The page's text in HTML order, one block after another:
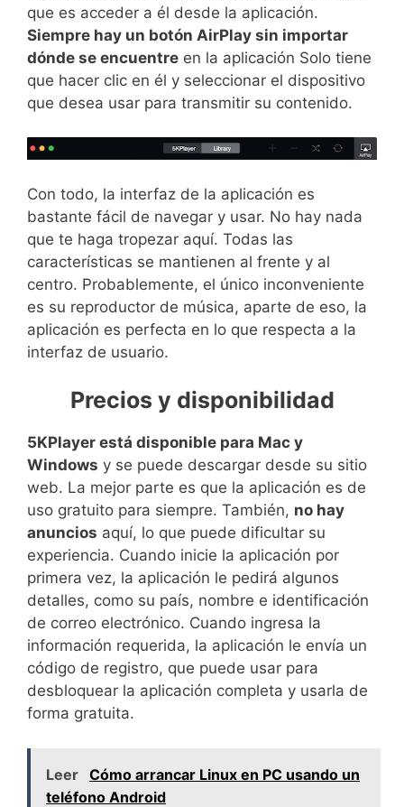
que es acceder a él desde la aplicación.
Siempre hay un botón AirPlay sin importar
dónde se encuentre en la aplicación Solo tiene
que hacer clic en él y seleccionar el dispositivo
que desea usar para transmitir su contenido.
Con todo, la interfaz de la aplicación es
bastante fácil de navegar y usar. No hay nada
que te haga tropezar aquí. Todas las
características se mantienen al frente y al
centro. Probablemente, el único inconveniente
es su reproductor de música, aparte de eso, la
aplicación es perfecta en lo que respecta a la
interfaz de usuario.
Precios y disponibilidad
5KPlayer está disponible para Mac y
Windows y se puede descargar desde su sitio
web. La mejor parte es que la aplicación es de
uso gratuito para siempre. También, no hay
anuncios aquí, lo que puede dificultar su
experiencia. Cuando inicie la aplicación por
primera vez, la aplicación le pedirá algunos
detalles, como su país, nombre e identificación
de correo electrónico. Cuando ingresa la
información requerida, la aplicación le envía un
código de registro, que puede usar para
desbloquear la aplicación completa y usarla de
forma gratuita.
Leer Cómo arrancar Linux en PC usando un
teléfono Android